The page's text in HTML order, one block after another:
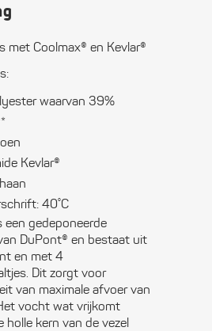
met Coolmax® en Kevlar®
waarvan 39%
Kevlar®
40˚C
een gedeponeerde
DuPont® en bestaat uit
en met 4
Dit zorgt voor
van maximale afvoer van
vocht wat vrijkomt
holle kern van de vezel